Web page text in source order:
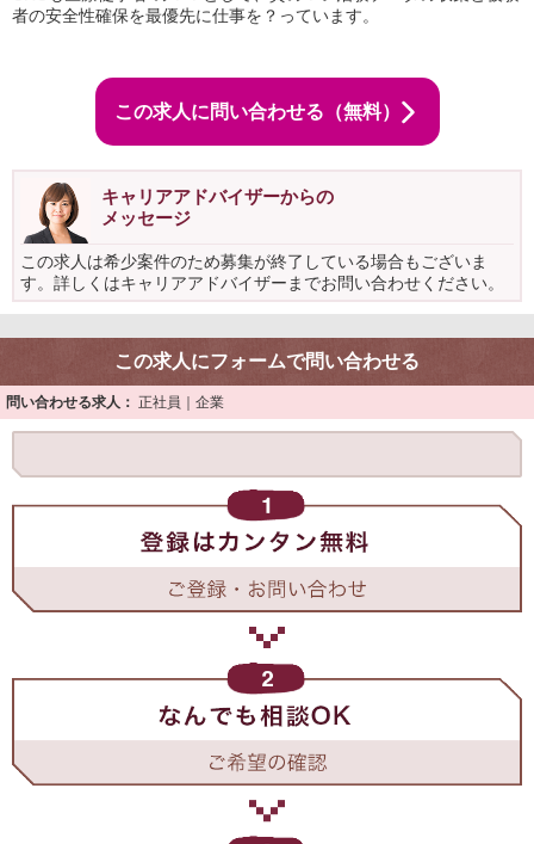
者の安全性確保を最優先に仕事を？っています。
この求人に問い合わせる（無料）
キャリアアドバイザーからの
メッセージ
この求人は希少案件のため募集が終了している場合もございま
す。詳しくはキャリアアドバイザーまでお問い合わせください。
この求人にフォームで問い合わせる
問い合わせる求人： 正社員｜企業